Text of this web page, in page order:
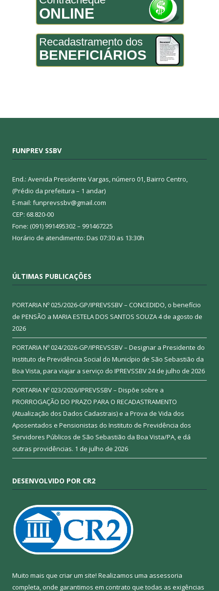
ONLINE
Recadastramento dos
BENEFICIÁRIOS
FUNPREV SSBV
End.: Avenida Presidente Vargas, número 01, Bairro Centro,
(Prédio da prefeitura – 1 andar)
E-mail: funprevssbv@gmail.com
CEP: 68.820-00
Fone: (091) 991495302 – 991467225
Horário de atendimento: Das 07:30 as 13:30h
ÚLTIMAS PUBLICAÇÕES
PORTARIA Nº 025/2026-GP/IPREVSSBV – CONCEDIDO, o benefício
de PENSÃO a MARIA ESTELA DOS SANTOS SOUZA4 de agosto de
2026
PORTARIA Nº 024/2026-GP/IPREVSSBV – Designar a Presidente do
Instituto de Previdência Social do Município de São Sebastião da
Boa Vista, para viajar a serviço do IPREVSSBV24 de julho de 2026
PORTARIA Nº 023/2026/IPREVSSBV – Dispõe sobre a
PRORROGAÇÃO DO PRAZO PARA O RECADASTRAMENTO
(Atualização dos Dados Cadastrais) e a Prova de Vida dos
Aposentados e Pensionistas do Instituto de Previdência dos
Servidores Públicos de São Sebastião da Boa Vista/PA, e dá
outras providências. 1 de julho de 2026
DESENVOLVIDO POR CR2
Muito mais que criar um site! Realizamos uma assessoria
completa, onde garantimos em contrato que todas as exigências